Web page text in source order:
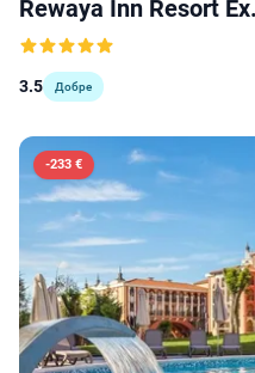
Rewaya Inn Resort
3.5 Добре
-233 €